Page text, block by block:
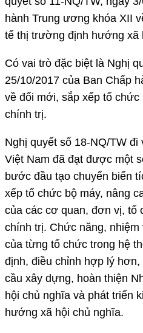
hành Trung ương khóa XII
tế thị trường định hướng xã
Có vai trò đặc biệt là Nghị
25/10/2017 của Ban Chấp
về đổi mới, sắp xếp tổ chức
chính trị.
Nghị quyết số 18-NQ/TW
Việt Nam đã đạt được một
bước đầu tạo chuyển biến
xếp tổ chức bộ máy, nâng
của các cơ quan, đơn vị, tổ
chính trị. Chức năng,
của từng tổ chức trong hệ
định, điều chỉnh hợp lý
cầu xây dựng, hoàn thiện
hội chủ nghĩa và phát triển
hướng xã hội chủ nghĩa.